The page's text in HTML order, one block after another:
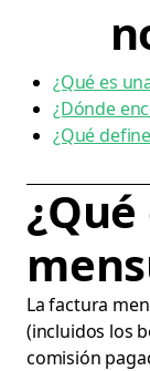
¿Qué es
¿Dónde
¿Qué
La factura
(incluidos los
comisión